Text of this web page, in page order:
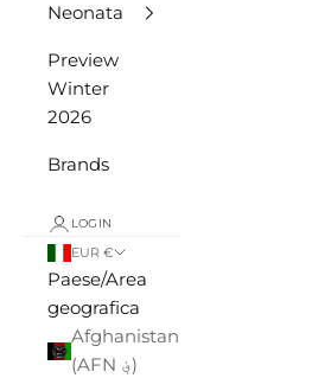
Neonata
Preview
Winter
2026
Brands
LOGIN
EUR €
Paese/Area
geografica
Afghanistan
(AFN ؋)